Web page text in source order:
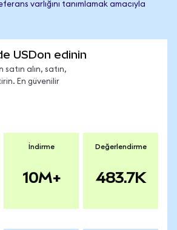
varlığını tanımlamak amacıyla
USDon edinin
alın, satın,
En güvenilir
İndirme
10M+
Değerlendirme
483.7K